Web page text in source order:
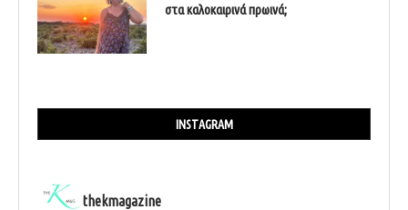
στα καλοκαιρινά πρωινά;
INSTAGRAM
thekmagazine